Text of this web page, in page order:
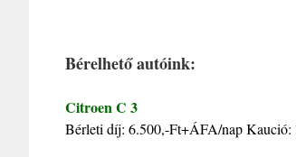
Bérelhető autóink:
Citroen C 3
Bérleti díj: 6.500,-Ft+ÁFA/nap Kaució: